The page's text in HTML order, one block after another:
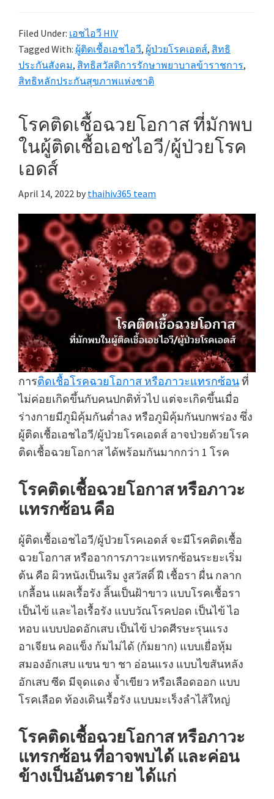
Filed Under: เอชไอวี HIV
Tagged With: ผู้ติดเชื้อเอชไอวี, ผู้ป่วยโรคเอดส์, สิทธิ
ประกันสังคม, สิทธิสวัสดิการรักษาพยาบาลข้าราชการ,
สิทธิหลักประกันสุขภาพแห่งชาติ
โรคติดเชื้อฉวยโอกาส ที่มักพบ
ในผู้ติดเชื้อเอชไอวี/ผู้ป่วยโรค
เอดส์
April 14, 2022 by thaihiv365 team
การติดเชื้อโรคฉวยโอกาส หรือภาวะแทรกซ้อนที่
ไม่ค่อยเกิดขึ้นกับคนปกติทั่วไป แต่จะเกิดขึ้นเมื่อ
ร่างกายมีภูมิคุ้มกันต่ำลง หรือภูมิคุ้มกันบกพร่อง ซึ่ง
ผู้ติดเชื้อเอชไอวี/ผู้ป่วยโรคเอดส์ อาจป่วยด้วยโรค
ติดเชื้อฉวยโอกาส ได้พร้อมกันมากกว่า 1 โรค
โรคติดเชื้อฉวยโอกาส หรือภาวะ
แทรกซ้อน คือ
ผู้ติดเชื้อเอชไอวี/ผู้ป่วยโรคเอดส์ จะมีโรคติดเชื้อ
ฉวยโอกาส หรืออาการภาวะแทรกซ้อนระยะเริ่ม
ต้น คือ ผิวหนังเป็นเริม งูสวัสดิ์ ฝี เชื้อรา ผื่น กลาก
เกลื้อน แผลเรื้อรัง ลิ้นเป็นฝ้าขาว แบบโรคเชื้อรา
เป็นไข้ และไอเรื้อรัง แบบวัณโรคปอด เป็นไข้ ไอ
หอบ แบบปอดอักเสบ เป็นไข้ ปวดศีรษะรุนแรง
อาเจียน คอแข็ง ก้มไม่ได้ (ก้มยาก) แบบเยื่อหุ้ม
สมองอักเสบ แขน ขา ชา อ่อนแรง แบบไขสันหลัง
อักเสบ ซีด มีจุดแดง จ้ำเขียว หรือเลือดออก แบบ
โรคเลือด ท้องเดินเรื้อรัง แบบมะเร็งลำไส้ใหญ่
โรคติดเชื้อฉวยโอกาส หรือภาวะ
แทรกซ้อน ที่อาจพบได้ และค่อน
ข้างเป็นอันตราย ได้แก่